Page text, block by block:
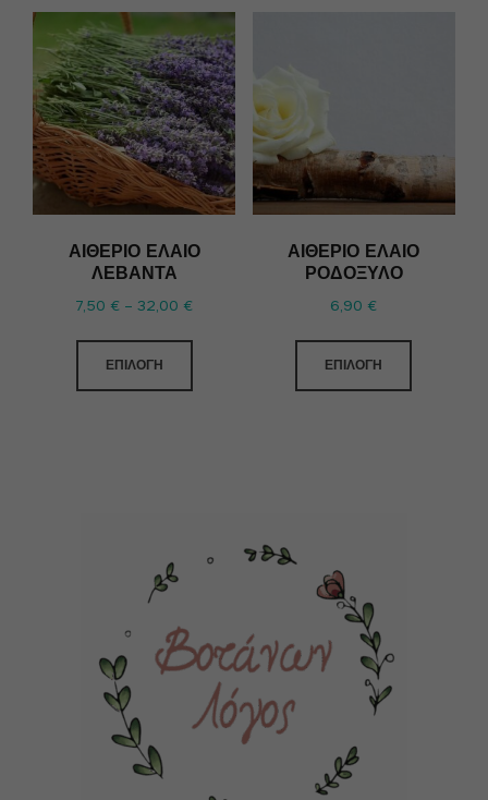
ΑΙΘΈΡΙΟ ΈΛΑΙΟ
ΛΕΒΆΝΤΑ
7,50 € – 32,00 €
ΕΠΙΛΟΓΉ
ΑΙΘΈΡΙΟ ΈΛΑΙΟ
ΡΟΔΌΞΥΛΟ
6,90 €
ΕΠΙΛΟΓΉ